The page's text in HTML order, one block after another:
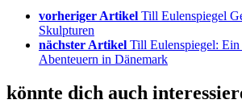
vorheriger Artikel Till Eulenspiegel
Skulpturen
nächster Artikel Till Eulenspiegel:
Abenteuern in Dänemark
könnte dich auch